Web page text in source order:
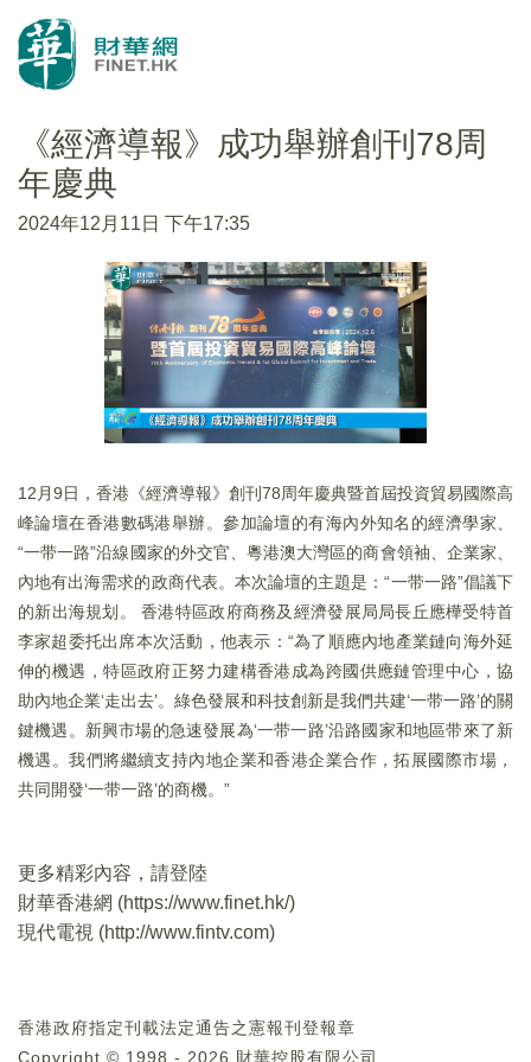
《經濟導報》成功舉辦創刊78周
年慶典
2024年12月11日 下午17:35
12月9日，香港《經濟導報》創刊78周年慶典暨首屆投資貿易國際高
峰論壇在香港數碼港舉辦。參加論壇的有海內外知名的經濟學家、
“一带一路”沿線國家的外交官、粵港澳大灣區的商會領袖、企業家、
內地有出海需求的政商代表。本次論壇的主題是：“一带一路”倡議下
的新出海規划。 香港特區政府商務及經濟發展局局長丘應樺受特首
李家超委托出席本次活動，他表示：“為了順應內地產業鏈向海外延
伸的機遇，特區政府正努力建構香港成為跨國供應鏈管理中心，協
助內地企業‘走出去’。綠色發展和科技創新是我們共建‘一带一路’的關
鍵機遇。新興市場的急速發展為‘一带一路’沿路國家和地區带來了新
機遇。我們將繼續支持內地企業和香港企業合作，拓展國際市場，
共同開發‘一带一路’的商機。”
更多精彩內容，請登陸
財華香港網 (https://www.finet.hk/)
現代電視 (http://www.fintv.com)
香港政府指定刊載法定通告之憲報刊登報章
Copyright © 1998 - 2026 財華控股有限公司